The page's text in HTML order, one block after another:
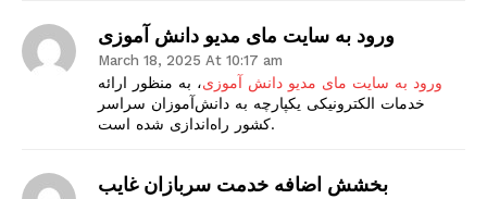
ورود به سایت مای مدیو دانش آموزی
March 18, 2025 At 10:17 am
ورود به سایت مای مدیو دانش آموزی، به منظور ارائه
خدمات الکترونیکی یکپارچه به دانش‌آموزان سراسر
کشور راه‌اندازی شده است.
بخشش اضافه خدمت سربازان غایب